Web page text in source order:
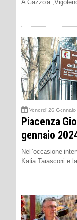
A Gazzola
Venerdì 26 Gennaio
Piacenza
gennaio
Nell’occasione
Katia Tarasconi e